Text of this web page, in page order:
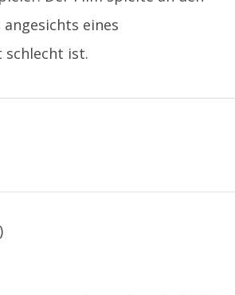
eines
schlecht ist.